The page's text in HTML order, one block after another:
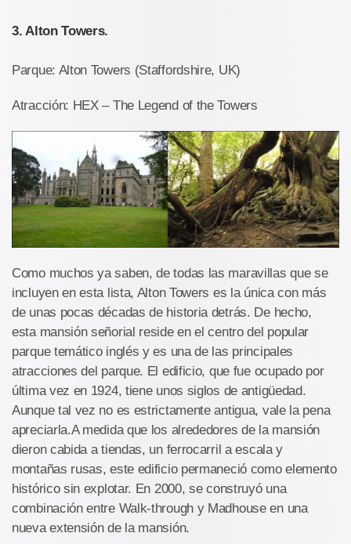
3. Alton Towers.
Parque: Alton Towers (Staffordshire, UK)
Atracción: HEX – The Legend of the Towers
Como muchos ya saben, de todas las maravillas que se
incluyen en esta lista, Alton Towers es la única con más
de unas pocas décadas de historia detrás. De hecho,
esta mansión señorial reside en el centro del popular
parque temático inglés y es una de las principales
atracciones del parque. El edificio, que fue ocupado por
última vez en 1924, tiene unos siglos de antigüedad.
Aunque tal vez no es estrictamente antigua, vale la pena
apreciarla.A medida que los alrededores de la mansión
dieron cabida a tiendas, un ferrocarril a escala y
montañas rusas, este edificio permaneció como elemento
histórico sin explotar. En 2000, se construyó una
combinación entre Walk-through y Madhouse en una
nueva extensión de la mansión.